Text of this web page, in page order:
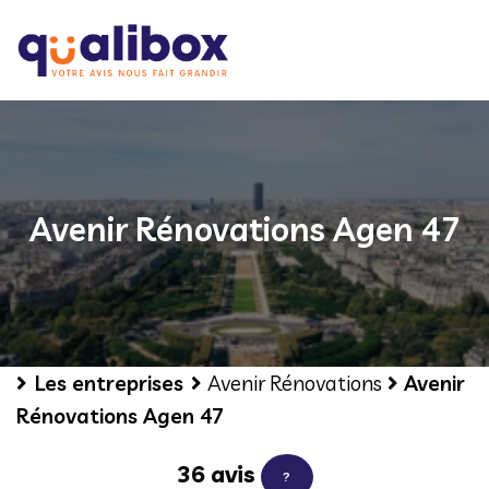
Avenir Rénovations Agen 47
Les entreprises Avenir Rénovations
Avenir
Rénovations Agen 47
36 avis ?